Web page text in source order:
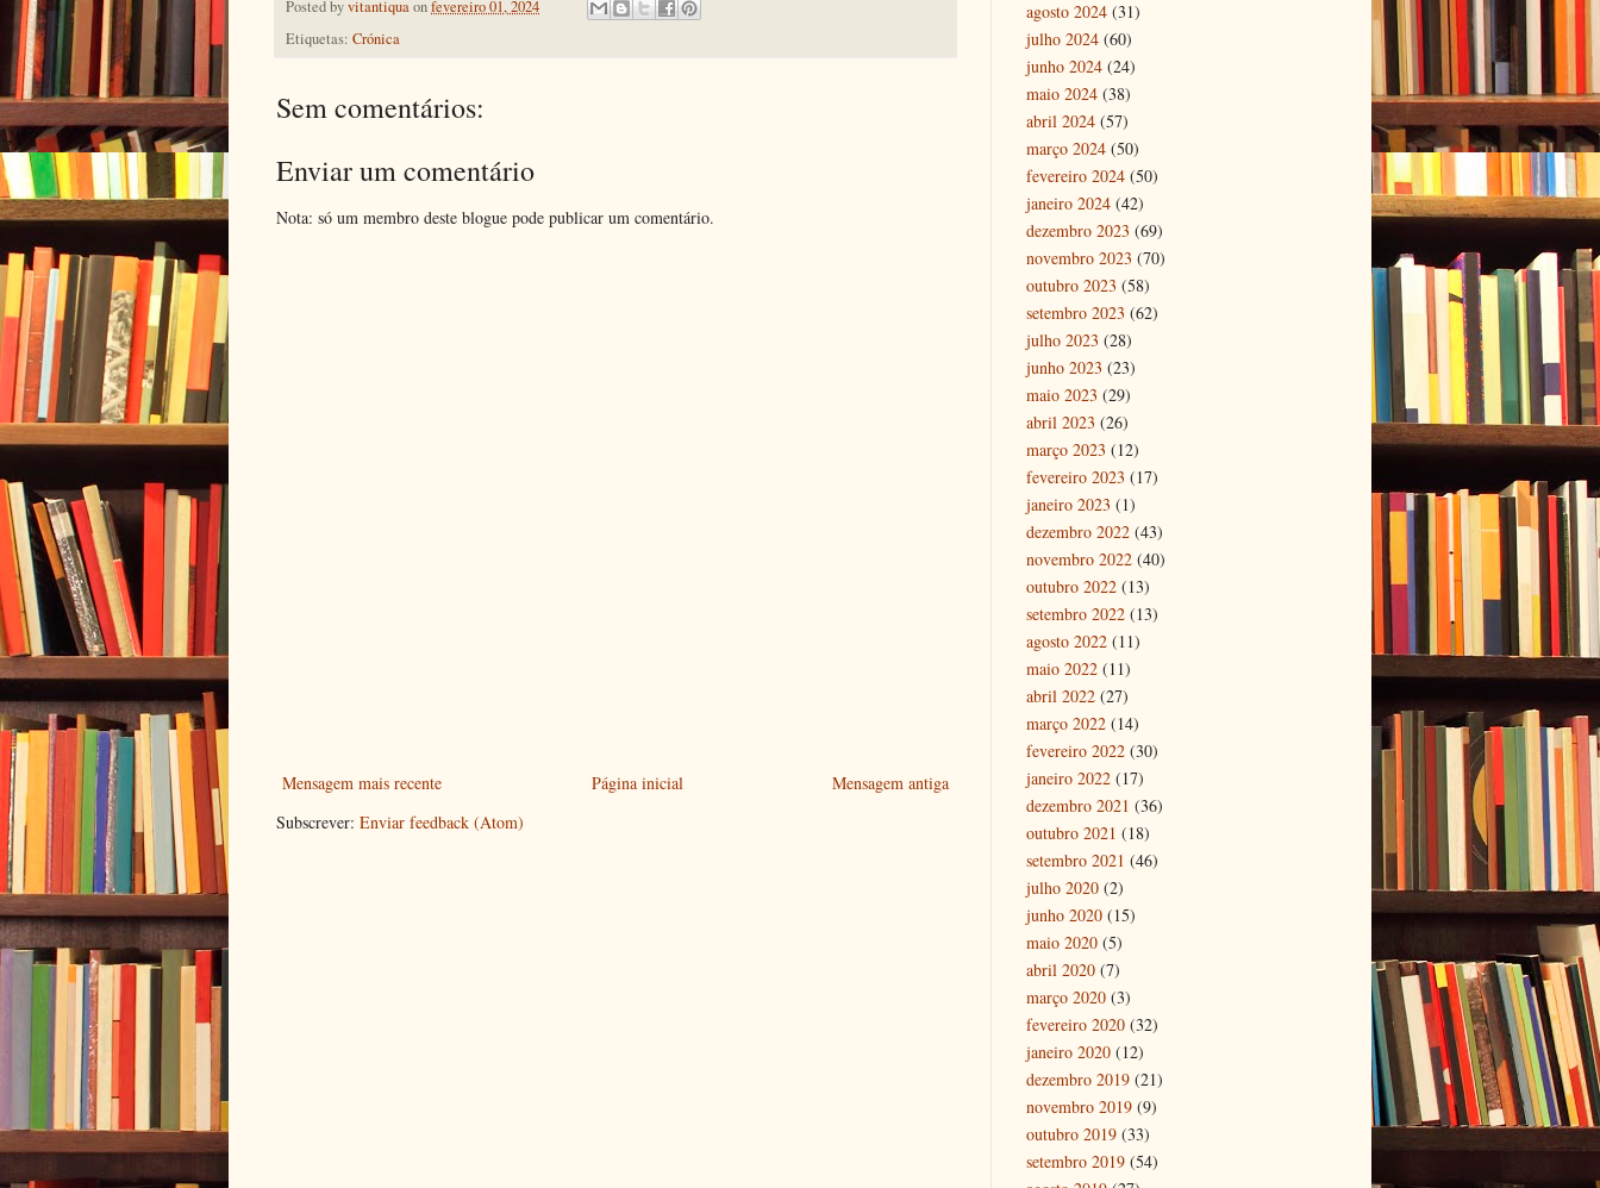
Posted byvitantiquaonfevereiro 01, 2024
Etiquetas: Crónica
Sem comentários:
Enviar um comentário
Nota: só um membro deste blogue pode publicar um comentário.
Mensagem mais recente Mensagem antiga
Página inicial
Subscrever: Enviar feedback (Atom)
agosto 2024 (31)
julho 2024 (60)
junho 2024 (24)
maio 2024 (38)
abril 2024 (57)
março 2024 (50)
fevereiro 2024 (50)
janeiro 2024 (42)
dezembro 2023 (69)
novembro 2023 (70)
outubro 2023 (58)
setembro 2023 (62)
julho 2023 (28)
junho 2023 (23)
maio 2023 (29)
abril 2023 (26)
março 2023 (12)
fevereiro 2023 (17)
janeiro 2023 (1)
dezembro 2022 (43)
novembro 2022 (40)
outubro 2022 (13)
setembro 2022 (13)
agosto 2022 (11)
maio 2022 (11)
abril 2022 (27)
março 2022 (14)
fevereiro 2022 (30)
janeiro 2022 (17)
dezembro 2021 (36)
outubro 2021 (18)
setembro 2021 (46)
julho 2020 (2)
junho 2020 (15)
maio 2020 (5)
abril 2020 (7)
março 2020 (3)
fevereiro 2020 (32)
janeiro 2020 (12)
dezembro 2019 (21)
novembro 2019 (9)
outubro 2019 (33)
setembro 2019 (54)